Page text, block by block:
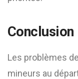
Conclusion
Les problèmes
mineurs au